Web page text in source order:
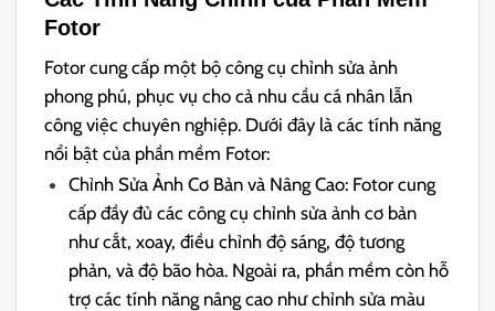
Fotor
Fotor cung cấp một bộ công cụ chỉnh sửa ảnh
phong phú, phục vụ cho cả nhu cầu cá nhân lẫn
công việc chuyên nghiệp. Dưới đây là các tính năng
nổi bật của phần mềm Fotor:
Chỉnh Sửa Ảnh Cơ Bản và Nâng Cao: Fotor cung
cấp đầy đủ các công cụ chỉnh sửa ảnh cơ bản
như cắt, xoay, điều chỉnh độ sáng, độ tương
phản, và độ bão hòa. Ngoài ra, phần mềm còn hỗ
trợ các tính năng nâng cao như chỉnh sửa màu